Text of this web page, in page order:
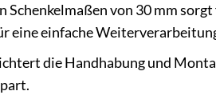
Schenkelmaßen von 30 mm
eine einfache
die Handhabung und